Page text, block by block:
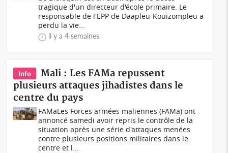
tragique d'un directeur d'école primaire. Le
responsable de l'EPP de Daapleu-Kouizompleu a
perdu la vie...
il y a 4 semaines
Info
Mali : Les FAMa repussent
plusieurs attaques jihadistes dans le
centre du pays
FAMaLes Forces armées maliennes (FAMa) ont
annoncé samedi avoir repris le contrôle de la
situation après une série d'attaques menées
contre plusieurs positions militaires dans le
centre et l...